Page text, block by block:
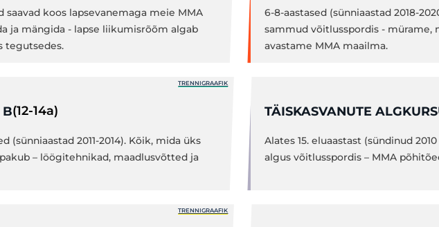
saavad koos lapsevanemaga meie MMA
ja mängida - lapse liikumisrõõm algab
tegutsedes.
6-8-aastased (sünniaastad 2018-
sammud võitlusspordis - mürame,
avastame MMA maailma.
B(12-14a)
(sünniaastad 2011-2014). Kõik, mida üks
– löögitehnikad, maadlusvõtted ja
TRENNIGRAAFIK
TÄISKASVANUTE
Alates 15. eluaastast (sündinud
algus võitlusspordis – MMA
TRENNIGRAAFIK